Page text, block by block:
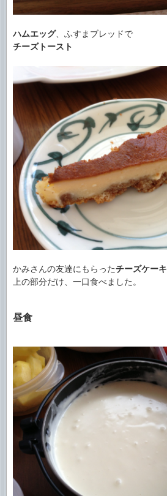
ハムエッグ、ふすまブレッドで
チーズトースト
かみさんの友達にもらったチーズケーキ
上の部分だけ、一口食べました。
昼食